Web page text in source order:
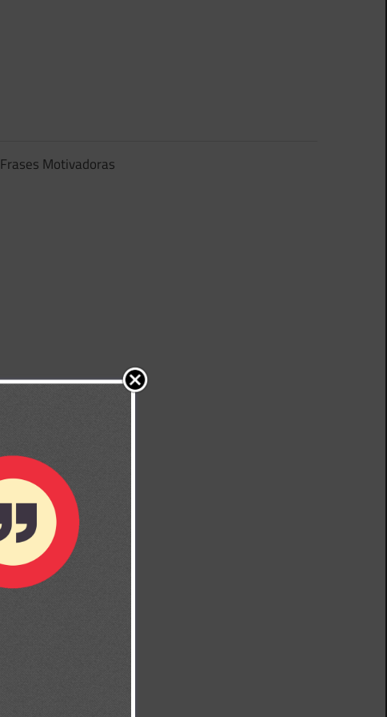
Frases Motivadoras